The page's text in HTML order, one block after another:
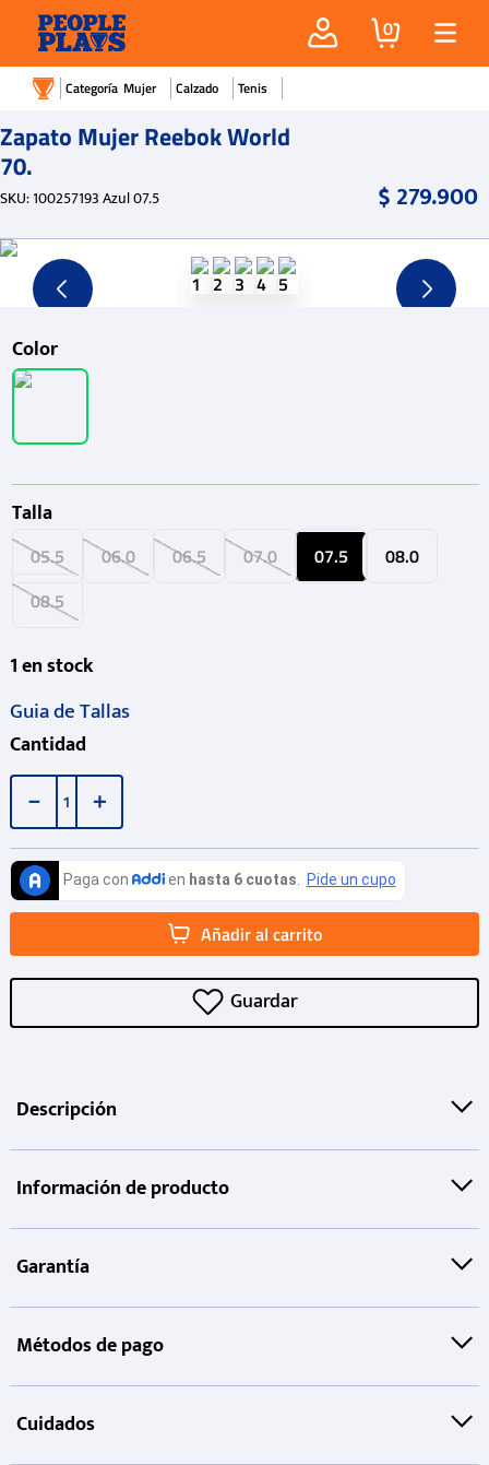
0
Mujer Calzado Tenis
Zapato Mujer Reebok World
70.
SKU:100257193 Azul 07.5 $279.900
Color
Talla
05.5 06.0 06.5 07.0 07.5
08.0
08.5
1en stock
Guia de Tallas
Cantidad
＋
－
Añadir al carrito
Descripción
Información de producto
Garantía
Métodos de pago
Cuidados